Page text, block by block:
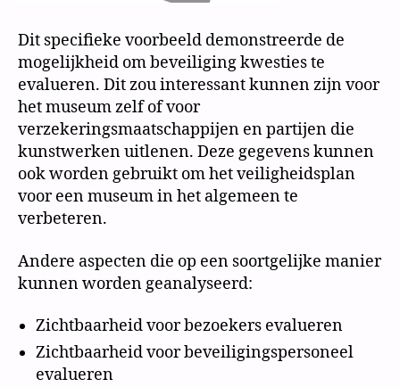
Dit specifieke voorbeeld demonstreerde de
mogelijkheid om beveiliging kwesties te
evalueren. Dit zou interessant kunnen zijn voor
het museum zelf of voor
verzekeringsmaatschappijen en partijen die
kunstwerken uitlenen. Deze gegevens kunnen
ook worden gebruikt om het veiligheidsplan
voor een museum in het algemeen te
verbeteren.
Andere aspecten die op een soortgelijke manier
kunnen worden geanalyseerd:
Zichtbaarheid voor bezoekers evalueren
Zichtbaarheid voor beveiligingspersoneel
evalueren